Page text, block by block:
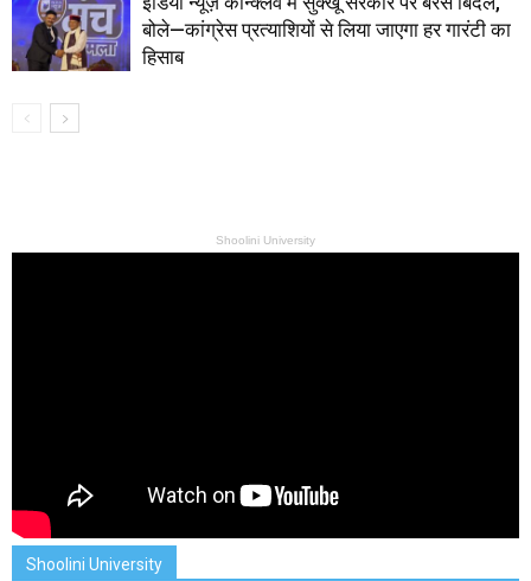
बोले—कांग्रेस प्रत्याशियों से लिया जाएगा हर गारंटी का
हिसाब
Shoolini University
Shoolini University